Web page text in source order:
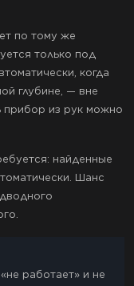
по тому же
только под
когда
глубине, — вне
прибор из рук можно
найденные
Шанс
работает» и не